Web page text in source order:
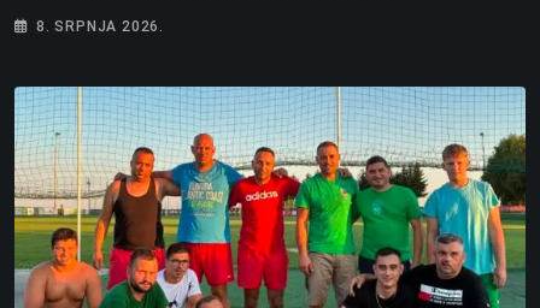
8. SRPNJA 2026.